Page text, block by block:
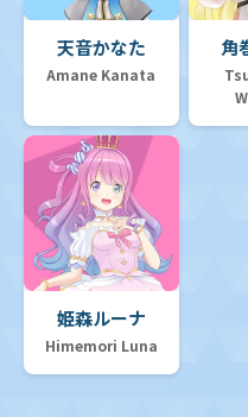
天音かなた
Amane Kanata
角
姫森ルーナ
Himemori Luna